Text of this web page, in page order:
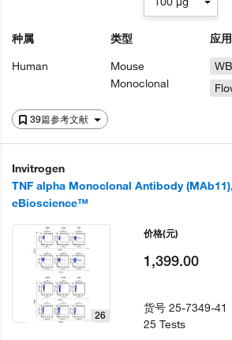
39篇参考文献
种属
Human
类型
Mouse
Monoclonal
应用
WB
Invitrogen
TNF alpha Monoclonal Antibody
eBioscience™
26
价格(元)
1,399.00
货号25-7349-41
25 Tests